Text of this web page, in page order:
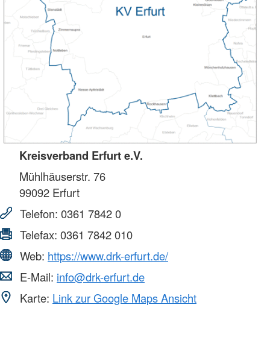
Kreisverband Erfurt e.V.
Mühlhäuserstr. 76
99092 Erfurt
Telefon: 0361 7842 0
Telefax: 0361 7842 010
Web: https://www.drk-erfurt.de/
E-Mail: info@drk-erfurt.de
Karte: Link zur Google Maps Ansicht